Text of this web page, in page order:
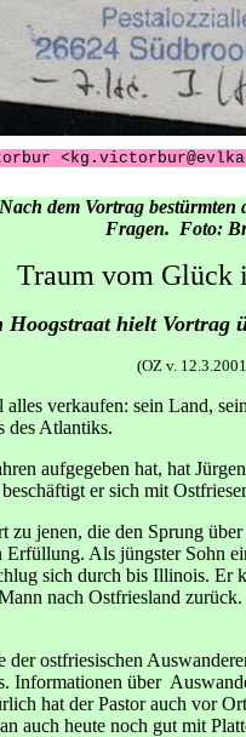
dem Vortrag
Fragen. Foto:
Traum vom Glück
Hoogstraat hielt Vortrag
(OZ v.
alles verkaufen: sein Land,
des Atlantiks.
aufgegeben hat, hat
er sich mit
jenen, die den Sprung
Als jüngster Sohn
sich durch bis Illinois.
nach Ostfriesland
ostfriesischen
über
hat der Pastor auch vor
auch heute noch gut mit